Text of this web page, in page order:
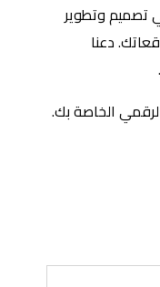
وتطوير
دعنا
الرقمي الخاصة بك.